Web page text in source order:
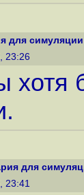
для
23:26
хотя
для
23:41